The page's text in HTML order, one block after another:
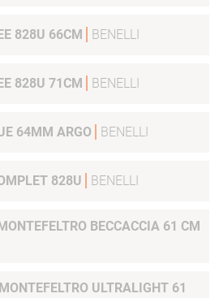
828U 66CM BENELLI
828U 71CM BENELLI
64MM ARGO BENELLI
828U BENELLI
BECCACCIA 61 CM
ULTRALIGHT 61